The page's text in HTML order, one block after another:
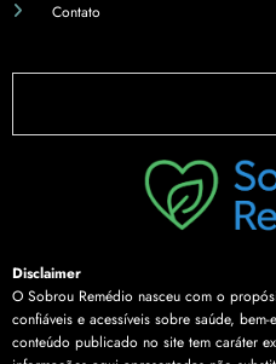
Contato
Disclaimer
O Sobrou Remédio nasceu com o
confiáveis e acessíveis sobre saúde,
conteúdo publicado no site tem caráter